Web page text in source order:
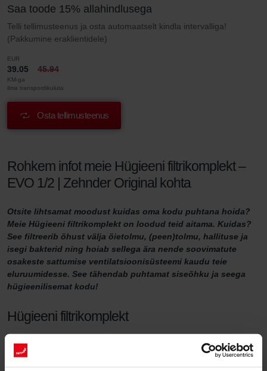
Saa toode 15% allahindlusega
Telli tellimusteenus ja osta automaatselt kindla intervalliga!
(Pakkumine eraklientidele)
EUR
39.05 45.94
KM-ga
ilma transpordikuluta
Osta tellimusteenus
Rohkem infot meie Hügieeni filtrikomplekt –
EVO 1/2 | Zehnder Original kohta
Otsite lihtsamat moodust kuidas oma kodu puhtana hoida?
Meie Hügieeni filtrikomplekt on loodud teid aitama. Kuidas?
See filtreerib õhust välja õietolmu, (peen)tolmu, hallituse ja
isegi bakterid ning hoiab sellega ära nende soovimatute
osakeste sattumise ventilatsioonisüsteemi kaudu teie
eluruumidesse. See tähendab puhtamat siseõhku ja seega
hügieenilisemat kodu!
Hügieeni filtrikomplekt
Kas soovite kindel olla, et teie kodu on piisavalt ventileeritud ja
eluruumidesse jõuab puhas õhk? Siis on oluline oma
ventilatsioonisüsteemi korralikult hooldada. Üks võimalus seda